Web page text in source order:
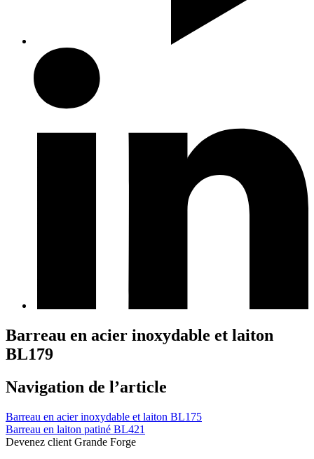
Barreau en acier inoxydable et laiton
BL179
Navigation de l’article
Barreau en acier inoxydable et laiton BL175
Barreau en laiton patiné BL421
Devenez client Grande Forge